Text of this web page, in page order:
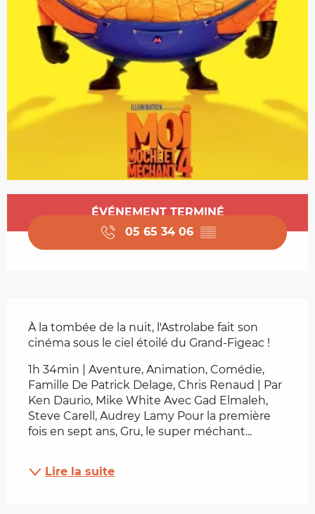
Ouverture et coordonnées
ÉVÉNEMENT TERMINÉ
05 65 34 06 ▒▒
À la tombée de la nuit, l'Astrolabe fait son
cinéma sous le ciel étoilé du Grand-Figeac !
1h 34min | Aventure, Animation, Comédie,
Famille De Patrick Delage, Chris Renaud | Par
Ken Daurio, Mike White Avec Gad Elmaleh,
Steve Carell, Audrey Lamy Pour la première
fois en sept ans, Gru, le super méchant...
Lire la suite